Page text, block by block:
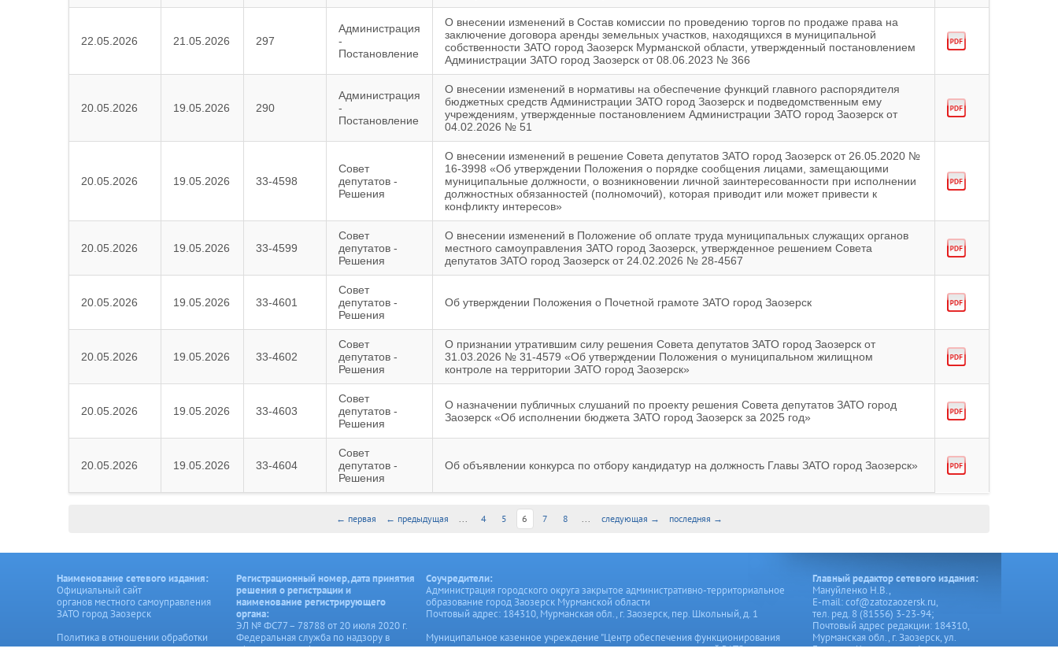
22.05.2026 21.05.2026 297
Администрация
-
Постановление
О внесении изменений в Состав комиссии по проведению торгов по продаже права на
заключение договора аренды земельных участков, находящихся в муниципальной
собственности ЗАТО город Заозерск Мурманской области, утвержденный постановлением
Администрации ЗАТО город Заозерск от 08.06.2023 № 366
20.05.2026 19.05.2026 290
Администрация
-
Постановление
О внесении изменений в нормативы на обеспечение функций главного распорядителя
бюджетных средств Администрации ЗАТО город Заозерск и подведомственным ему
учреждениям, утвержденные постановлением Администрации ЗАТО город Заозерск от
04.02.2026 № 51
20.05.2026 19.05.2026 33-4598
Совет
депутатов -
Решения
О внесении изменений в решение Совета депутатов ЗАТО город Заозерск от 26.05.2020 №
16-3998 «Об утверждении Положения о порядке сообщения лицами, замещающими
муниципальные должности, о возникновении личной заинтересованности при исполнении
должностных обязанностей (полномочий), которая приводит или может привести к
конфликту интересов»
20.05.2026 19.05.2026 33-4599
Совет
депутатов -
Решения
О внесении изменений в Положение об оплате труда муниципальных служащих органов
местного самоуправления ЗАТО город Заозерск, утвержденное решением Совета
депутатов ЗАТО город Заозерск от 24.02.2026 № 28-4567
20.05.2026 19.05.2026 33-4601
Совет
депутатов -
Решения
Об утверждении Положения о Почетной грамоте ЗАТО город Заозерск
20.05.2026 19.05.2026 33-4602
Совет
депутатов -
Решения
О признании утратившим силу решения Совета депутатов ЗАТО город Заозерск от
31.03.2026 № 31-4579 «Об утверждении Положения о муниципальном жилищном
контроле на территории ЗАТО город Заозерск»
20.05.2026 19.05.2026 33-4603
Совет
депутатов -
Решения
О назначении публичных слушаний по проекту решения Совета депутатов ЗАТО город
Заозерск «Об исполнении бюджета ЗАТО город Заозерск за 2025 год»
20.05.2026 19.05.2026 33-4604
Совет
депутатов -
Решения
Об объявлении конкурса по отбору кандидатур на должность Главы ЗАТО город Заозерск»
← первая ← предыдущая ... 4 5 6 7 8 ... следующая → последняя →
Наименование сетевого издания:
Официальный сайт
органов местного самоуправления
ЗАТО город Заозерск
Политика в отношении обработки
персональных данных
Регистрационный номер, дата принятия
решения о регистрации и
наименование регистрирующего
органа:
ЭЛ № ФС77 – 78788 от 20 июля 2020 г.
Федеральная служба по надзору в
сфере связи, информационных
Соучредители:
Администрация городского округа закрытое административно-территориальное
образование город Заозерск Мурманской области
Почтовый адрес: 184310, Мурманская обл., г. Заозерск, пер. Школьный, д. 1
Муниципальное казенное учреждение "Центр обеспечения функционирования
органов местного самоуправления и муниципальных учреждений ЗАТО город
Главный редактор сетевого издания:
Мануйленко Н.В.,
Е-mail: cof@zatozaozersk.ru,
тел. ред. 8 (81556) 3-23-94;
Почтовый адрес редакции: 184310,
Мурманская обл., г. Заозерск, ул.
Генерала Чумаченко, д.4